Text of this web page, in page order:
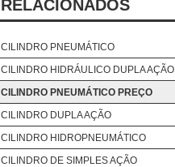
RELACIONADOS
CILINDRO PNEUMÁTICO
CILINDRO HIDRÁULICO DUPLA AÇÃO
CILINDRO PNEUMÁTICO PREÇO
CILINDRO DUPLA AÇÃO
CILINDRO HIDROPNEUMÁTICO
CILINDRO DE SIMPLES AÇÃO